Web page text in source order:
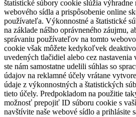
štatistické súbory cookie slúžia výhradne
webového sídla a prispôsobenie online
používateľa. Výkonnostné a štatistické
na základe nášho oprávneného záujmu,
správaniu používateľov na tomto
cookie však môžete kedykoľvek
uvedených tlačidiel alebo cez
ste nám samostatne udelili súhlas so
údajov na reklamné účely vrátane
údaje z výkonnostných a štatistických
tieto účely. Predpokladom na použitie
možnosť prepojiť ID súboru cookie s
navštívite naše webové sídlo a prihlásite